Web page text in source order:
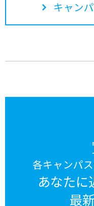
キャン
各キャンパ
あなたに
最